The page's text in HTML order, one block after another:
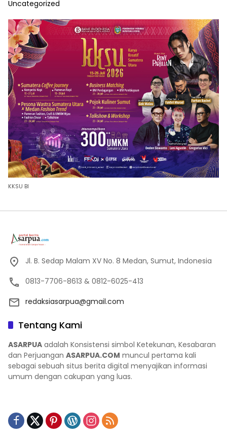
Uncategorized
KKSU BI
Jl. B. Sedap Malam XV No. 8 Medan, Sumut, Indonesia
0813-7706-8613 & 0812-6025-413
redaksiasarpua@gmail.com
Tentang Kami
ASARPUA adalah Konsistensi simbol Ketekunan, Kesabaran
dan Perjuangan ASARPUA.COM muncul pertama kali
sebagai sebuah situs berita digital menyajikan informasi
umum dengan cakupan yang luas.